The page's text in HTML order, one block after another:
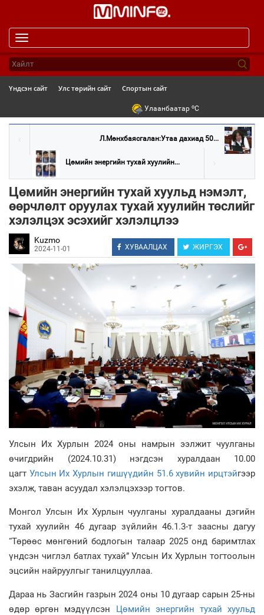
navigation
Үндсэн сайт Улс төрийн сайт Спортын сайт
Улаанбаатар oC
Л.Мөнхбаясгалан:Утаа дахиад 50...
Цөмийн энергийн тухай хуулийн...
Цөмийн энергийн тухай хуульд нэмэлт,
өөрчлөлт оруулах тухай хуулийн төслийг
хэлэлцэх эсэхийг хэлэлцлээ
Kuzmo
2024-11-01 ХУВААЛЦАХ ЖИРГЭХ
Улсын Их Хурлын 2024 оны намрын ээлжит чуулганы
өчигдрийн (2024.10.31) нэгдсэн хуралдаан 10.00
цагт Улсын Их Хурлын гишүүдийн 51.6хувийн ирцтэйгээр
эхэлж, таван асуудал хэлэлцэхээр тогтов.
Монгол Улсын Их Хурлын чуулганы хуралдааны дэгийн
тухай хуулийн 46 дугаар зүйлийн 46.1.3-т заасны дагуу
“Төрөөс мөнгөний бодлогын талаар 2025 онд баримтлах
үндсэн чиглэл батлах тухай” Улсын Их Хурлын тогтоолын
эцсийн найруулгыг танилцууллаа.
Дараа нь Засгийн газрын 2024 оны 10 дугаар сарын 25-ны
өдөр өргөн мэдүүлсэн Цөмийн энергийн тухай хуульд